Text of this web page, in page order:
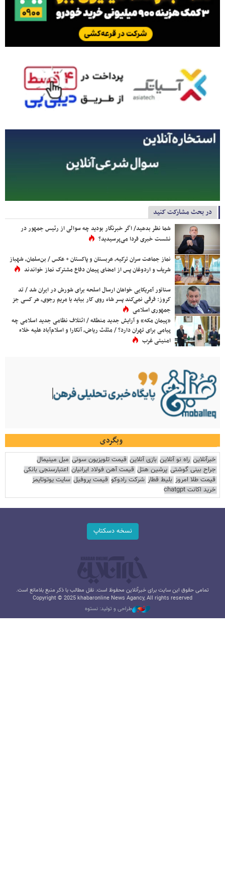
در بحث مشارکت کنید
شما نظر بدهید/ اگر خبرنگار بودید چه سوالی از رئیس جمهور در
نشست خبری فردا می‌پرسیدید؟
نماز جماعت سران ترکیه، عربستان و پاکستان + عکس / بن‌سلمان، شهباز
شریف و اردوغان پس از امضای پیمان دفاع مشترک نماز خواندند
سناتور آمریکایی خواهان ارسال اسلحه برای شورش در ایران شد / تد
کروز: فرقی نمی‌کند پسر شاه روی کار بیاید یا مریم رجوی، هر کسی جز
جمهوری اسلامی
«پیمان مکه» و آرایش جدید منطقه / ائتلاف نظامی جدید اسلامی چه
پیامی برای تهران دارد؟ / مثلث ریاض، آنکارا و اسلام‌آباد علیه خلاء
امنیتی غرب
وبگردی
خبرآنلاین راه نو آنلاین بازی آنلاین قیمت تلویزیون سونی مبل مینیمال
جراح بینی گوشتی پرشین هتل قیمت آهن فولاد ایرانیان اعتبارسنجی بانکی
قیمت طلا امروز بلیط قطار شرکت رادوکو قیمت پروفیل سایت یوتوتایمز
خرید اکانت chatgpt
نسخه دسکتاپ
تمامی حقوق این سایت برای خبرآنلاین محفوظ است. نقل مطالب با ذکر منبع بلامانع است.
Copyright © 2025 khabaronline News Agancy, All rights reserved
طراحی و تولید: نستوه